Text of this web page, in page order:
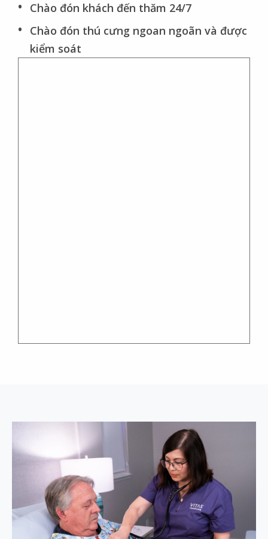
Chào đón khách đến thăm 24/7
Chào đón thú cưng ngoan ngoãn và được
kiểm soát